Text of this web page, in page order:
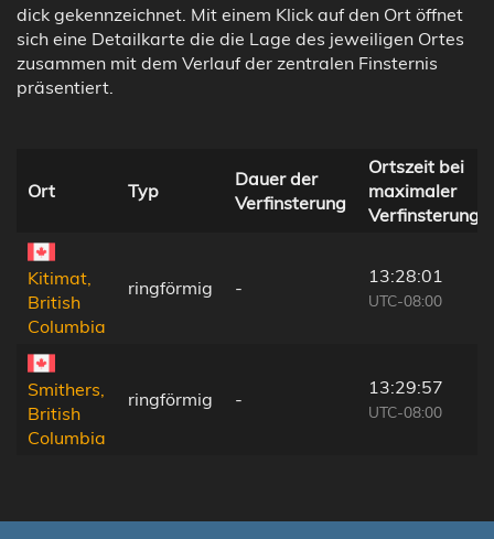
dick gekennzeichnet. Mit einem Klick auf den Ort öffnet
sich eine Detailkarte die die Lage des jeweiligen Ortes
zusammen mit dem Verlauf der zentralen Finsternis
präsentiert.
Ort Typ
Dauer der
Verfinsterung
Ortszeit bei
maximaler
Verfinsterung
Kitimat,
British
Columbia
ringförmig -
13:28:01
UTC-08:00
Smithers,
British
Columbia
ringförmig -
13:29:57
UTC-08:00